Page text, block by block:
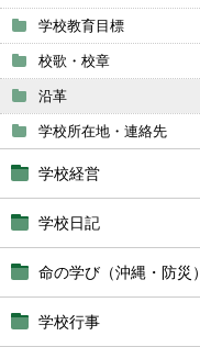
学校教育目標
校歌・校章
沿革
学校所在地・連絡先
学校経営
学校日記
命の学び（沖縄・防災）
学校行事